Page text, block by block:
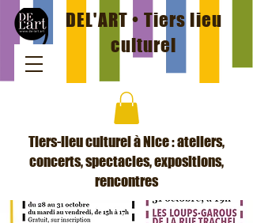
DEL'ART • Tiers lieu
culturel
Tiers-lieu culturel à Nice : ateliers,
concerts, spectacles, expositions,
rencontres